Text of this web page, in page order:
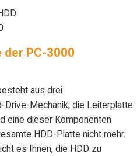
der PC-3000
aus drei
Drive-Mechanik, die Leiterplatte
eine dieser Komponenten
HDD-Platte nicht mehr.
es Ihnen, die HDD zu